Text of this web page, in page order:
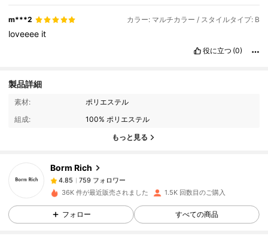
m***2 カラー: マルチカラー / スタイルタイプ: B
loveeee it
役に立つ (0)
製品詳細
素材:
ポリエステル
組成:
100% ポリエステル
もっと見る
Borm Rich
759 フォロワー
4.85
759 フォロワー
r***4 は1日前に購入しました
4.85 759 フォロワー
36K 件が最近販売されました 1.5K 回数目のご購入
フォロー すべての商品